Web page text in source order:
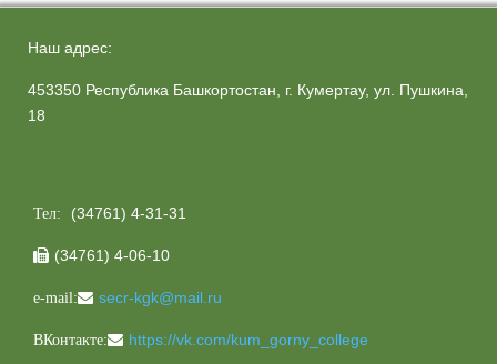
Наш адрес:
453350 Республика Башкортостан, г. Кумертау, ул. Пушкина,
18
Тел: (34761) 4-31-31
 (34761) 4-06-10
e-mail: secr-kgk@mail.ru
ВКонтакте: https://vk.com/kum_gorny_college